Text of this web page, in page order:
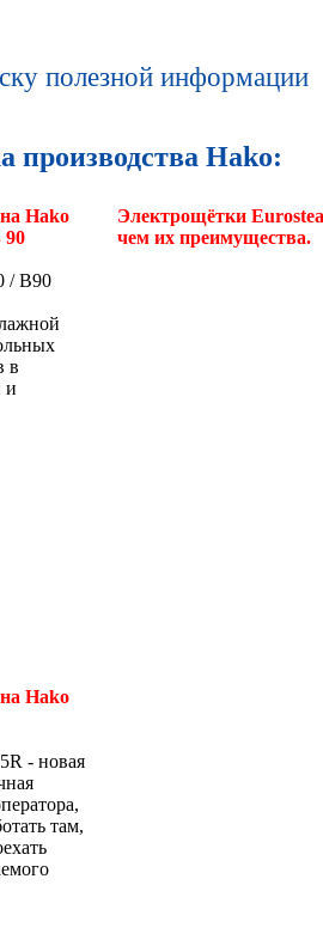
полезной информации
производства Hako:
Hako
90
/ B90
в
и
Электрощётки
чем их преимущества.
Hako
- новая
там,